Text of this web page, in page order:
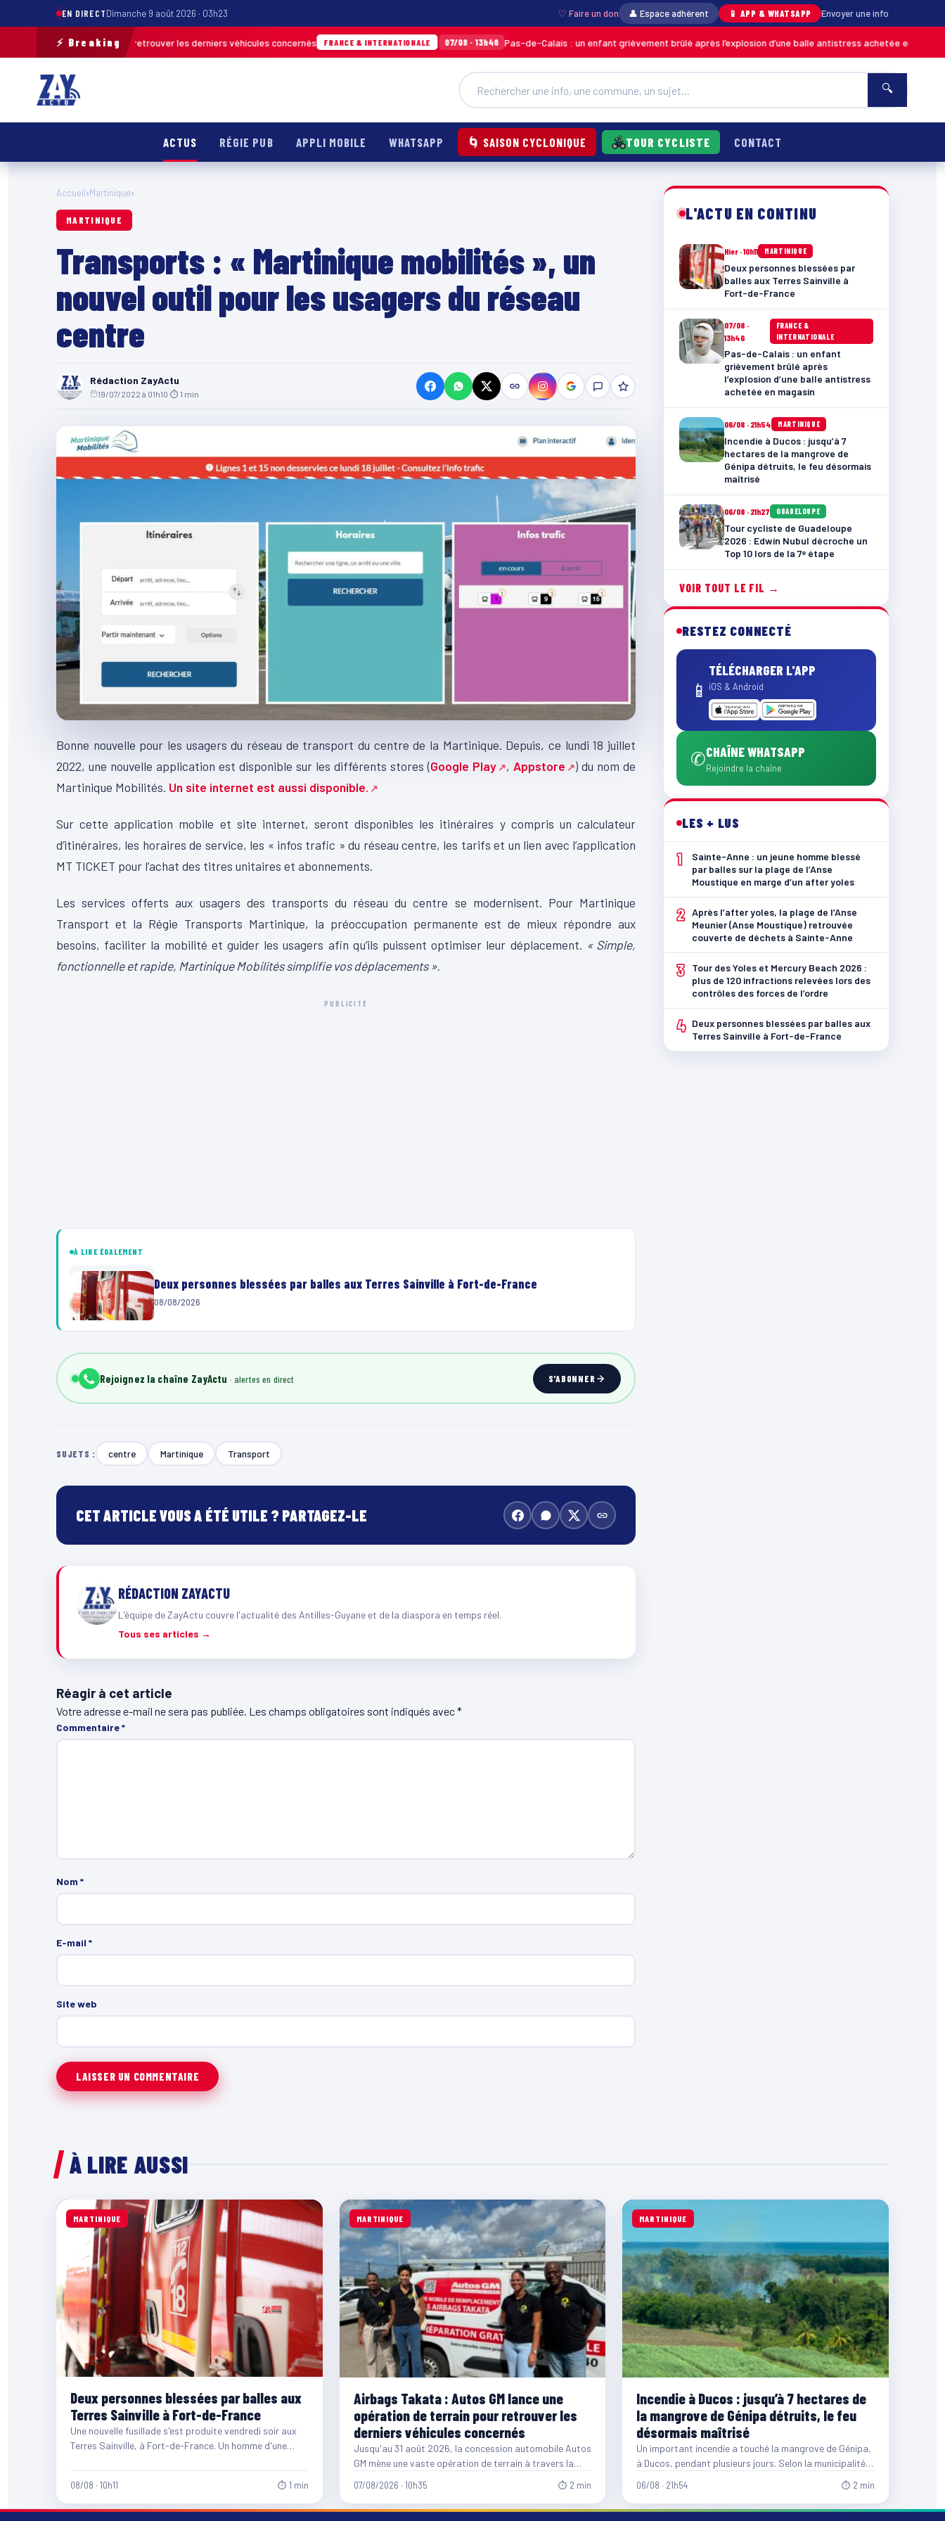
EN DIRECTDimanche 9 août 2026 · 03h23 ♡ Faire un don 👤 Espace adhérent 📱 APP & WHATSAPP Envoyer une info
⚡ Breaking
de terrain pour retrouver les derniers véhicules concernés FRANCE & INTERNATIONALE 07/08 · 13h46 Pas-de-Calais : un enfant grièvement brûlé après l’explosion d’une balle antistress achetée en magasin
🔍
ACTUS RÉGIE PUB APPLI MOBILE WHATSAPP 🌀 SAISON CYCLONIQUE TOUR CYCLISTE CONTACT
Accueil›Martinique›
MARTINIQUE
Transports : « Martinique mobilités », un
nouvel outil pour les usagers du réseau
centre
Rédaction ZayActu
19/07/2022 à 01h10 ⏱ 1 min
Bonne nouvelle pour les usagers du réseau de transport du centre de la Martinique. Depuis, ce lundi 18 juillet
2022, une nouvelle application est disponible sur les différents stores (Google Play , Appstore
) du nom de
Martinique Mobilités. Un site internet est aussi disponible.
Sur cette application mobile et site internet, seront disponibles les itinéraires y compris un calculateur
d’itinéraires, les horaires de service, les « infos trafic » du réseau centre, les tarifs et un lien avec l’application
MT TICKET pour l’achat des titres unitaires et abonnements.
Les services offerts aux usagers des transports du réseau du centre se modernisent. Pour Martinique
Transport et la Régie Transports Martinique, la préoccupation permanente est de mieux répondre aux
besoins, faciliter la mobilité et guider les usagers afin qu’ils puissent optimiser leur déplacement. « Simple,
fonctionnelle et rapide, Martinique Mobilités simplifie vos déplacements ».
PUBLICITÉ
À LIRE ÉGALEMENT
Deux personnes blessées par balles aux Terres Sainville à Fort-de-France
08/08/2026
Rejoignez la chaîne ZayActu S'ABONNER
SUJETS : centre Martinique Transport
CET ARTICLE VOUS A ÉTÉ UTILE ? PARTAGEZ-LE
RÉDACTION ZAYACTU
L'équipe de ZayActu couvre l'actualité des Antilles-Guyane et de la diaspora en temps réel.
Tous ses articles →
Réagir à cet article
Votre adresse e-mail ne sera pas publiée. Les champs obligatoires sont indiqués avec*
Commentaire*
Nom *
E-mail *
Site web
L'ACTU EN CONTINU
Hier · 10h11 MARTINIQUE
Deux personnes blessées par
balles aux Terres Sainville à
Fort-de-France
07/08 ·
13h46
FRANCE &
INTERNATIONALE
Pas-de-Calais : un enfant
grièvement brûlé après
l’explosion d’une balle antistress
achetée en magasin
06/08 · 21h54 MARTINIQUE
Incendie à Ducos : jusqu’à 7
hectares de la mangrove de
Génipa détruits, le feu désormais
maîtrisé
06/08 · 21h27 GUADELOUPE
Tour cycliste de Guadeloupe
2026 : Edwin Nubul décroche un
Top 10 lors de la 7ᵉ étape
VOIR TOUT LE FIL →
RESTEZ CONNECTÉ
📱
TÉLÉCHARGER L'APP
iOS & Android
✆CHAÎNE WHATSAPP
Rejoindre la chaîne
LES + LUS
1
Sainte-Anne : un jeune homme blessé
par balles sur la plage de l’Anse
Moustique en marge d’un after yoles
2 Après l’after yoles, la plage de l’Anse
Meunier (Anse Moustique) retrouvée
couverte de déchets à Sainte-Anne
3
Tour des Yoles et Mercury Beach 2026 :
plus de 120 infractions relevées lors des
contrôles des forces de l’ordre
4 Deux personnes blessées par balles aux
Terres Sainville à Fort-de-France
À LIRE AUSSI
MARTINIQUE
Deux personnes blessées par balles aux
Terres Sainville à Fort-de-France
Une nouvelle fusillade s'est produite vendredi soir aux
Terres Sainville, à Fort-de-France. Un homme d'une
08/08 · 10h11 ⏱ 1 min
MARTINIQUE
Airbags Takata : Autos GM lance une
opération de terrain pour retrouver les
derniers véhicules concernés
Jusqu'au 31 août 2026, la concession automobile Autos
GM mène une vaste opération de terrain à travers la…
07/08/2026 · 10h35 ⏱ 2 min
MARTINIQUE
Incendie à Ducos : jusqu’à 7 hectares de
la mangrove de Génipa détruits, le feu
désormais maîtrisé
Un important incendie a touché la mangrove de Génipa,
à Ducos, pendant plusieurs jours. Selon la municipalité,
06/08 · 21h54 ⏱ 2 min